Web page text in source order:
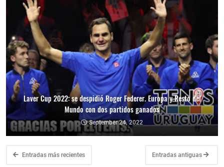
Laver Cup 2022: se despidió Roger Federer. Europa y Resto del
Mundo con dos partidos ganados
September 24, 2022
Entradas más recientes Entradas antiguas